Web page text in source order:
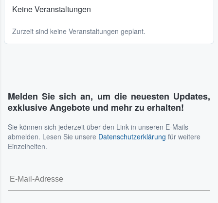
Keine Veranstaltungen
Zurzeit sind keine Veranstaltungen geplant.
Melden Sie sich an, um die neuesten Updates,
exklusive Angebote und mehr zu erhalten!
Sie können sich jederzeit über den Link in unseren E-Mails
abmelden. Lesen Sie unsere Datenschutzerklärung für weitere
Einzelheiten.